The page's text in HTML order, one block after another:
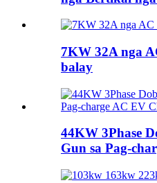
7KW 32A nga
balay
44KW 3Phase
Gun sa Pag-